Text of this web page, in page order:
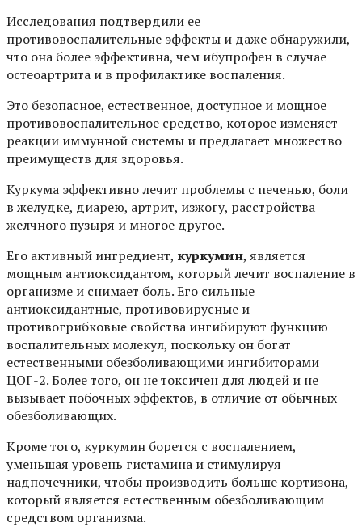
Исследования подтвердили ее
противовоспалительные эффекты и даже обнаружили,
что она более эффективна, чем ибупрофен в случае
остеоартрита и в профилактике воспаления.
Это безопасное, естественное, доступное и мощное
противовоспалительное средство, которое изменяет
реакции иммунной системы и предлагает множество
преимуществ для здоровья.
Куркума эффективно лечит проблемы с печенью, боли
в желудке, диарею, артрит, изжогу, расстройства
желчного пузыря и многое другое.
Его активный ингредиент, куркумин, является
мощным антиоксидантом, который лечит воспаление в
организме и снимает боль. Его сильные
антиоксидантные, противовирусные и
противогрибковые свойства ингибируют функцию
воспалительных молекул, поскольку он богат
естественными обезболивающими ингибиторами
ЦОГ-2. Более того, он не токсичен для людей и не
вызывает побочных эффектов, в отличие от обычных
обезболивающих.
Кроме того, куркумин борется с воспалением,
уменьшая уровень гистамина и стимулируя
надпочечники, чтобы производить больше кортизона,
который является естественным обезболивающим
средством организма.